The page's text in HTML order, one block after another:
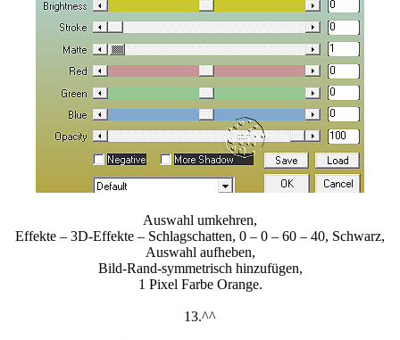
Auswahl umkehren,
Effekte – 3D-Effekte – Schlagschatten, 0 – 0 – 60 – 40, Schwarz,
Auswahl aufheben,
Bild-Rand-symmetrisch hinzufügen,
1 Pixel Farbe Orange.
13.^^